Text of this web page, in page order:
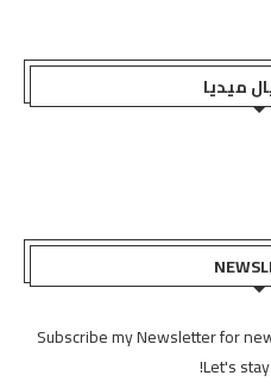
ميديا
Subscribe my Newsletter for
Let's